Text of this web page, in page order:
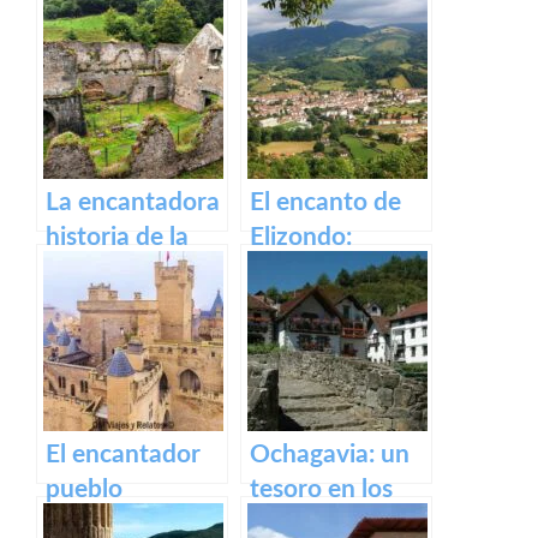
Irati
Castillo de Olite
La encantadora
historia de la
antigua fábrica
de Orbaizeta
El encanto de
Elizondo:
Descubre la
belleza de este
pueblo.
El encantador
pueblo
medieval de
Ochagavia: un
tesoro en los
Pirineos